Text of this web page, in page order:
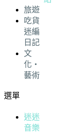
旅遊
吃貨
迷編
日記
文
化・
藝術
選單
迷迷
音樂